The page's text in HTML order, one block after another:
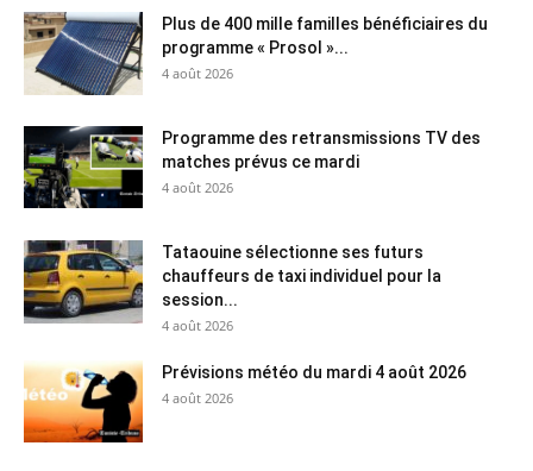
Plus de 400 mille familles bénéficiaires du
programme « Prosol »...
4 août 2026
Programme des retransmissions TV des
matches prévus ce mardi
4 août 2026
Tataouine sélectionne ses futurs
chauffeurs de taxi individuel pour la
session...
4 août 2026
Prévisions météo du mardi 4 août 2026
4 août 2026